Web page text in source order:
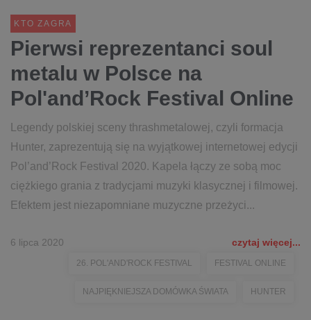
KTO ZAGRA
Pierwsi reprezentanci soul
metalu w Polsce na
Pol'and’Rock Festival Online
Legendy polskiej sceny thrashmetalowej, czyli formacja
Hunter, zaprezentują się na wyjątkowej internetowej edycji
Pol’and’Rock Festival 2020. Kapela łączy ze sobą moc
ciężkiego grania z tradycjami muzyki klasycznej i filmowej.
Efektem jest niezapomniane muzyczne przeżyci...
6 lipca 2020 czytaj więcej...
26. POL'AND'ROCK FESTIVAL FESTIVAL ONLINE
NAJPIĘKNIEJSZA DOMÓWKA ŚWIATA HUNTER